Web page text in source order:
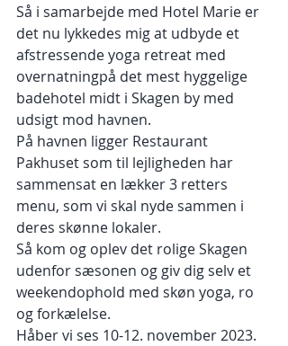
Så i samarbejde med Hotel Marie er
det nu lykkedes mig at udbyde et
afstressende yoga retreat med
overnatningpå det mest hyggelige
badehotel midt i Skagen by med
udsigt mod havnen.
På havnen ligger Restaurant
Pakhuset som til lejligheden har
sammensat en lækker 3 retters
menu, som vi skal nyde sammen i
deres skønne lokaler.
Så kom og oplev det rolige Skagen
udenfor sæsonen og giv dig selv et
weekendophold med skøn yoga, ro
og forkælelse.
Håber vi ses 10-12. november 2023.